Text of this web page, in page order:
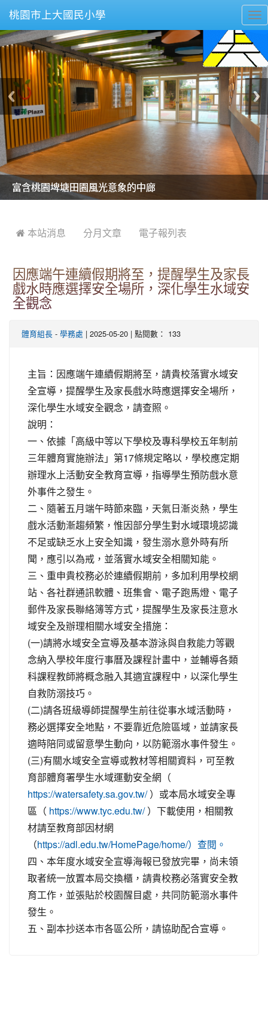
桃園市上大國民小學
美麗的操場是我們活力的來源
美麗的操場是我們活力的來源
煥然一新的小司令台
煥然一新的小司令台
富含桃園埤塘田園風光意象的中廊
富含桃園埤塘田園風光意象的中廊
嶄新的中庭廣場
嶄新的中庭廣場
水生池生生不息
水生池生生不息
 本站消息 分月文章 電子報列表
因應端午連續假期將至，提醒學生及家長
戲水時應選擇安全場所，深化學生水域安
全觀念
體育組長 - 學務處 | 2025-05-20 | 點閱數： 133
主旨：因應端午連續假期將至，請貴校落實水域安
全宣導，提醒學生及家長戲水時應選擇安全場所，
深化學生水域安全觀念，請查照。
說明：
一、依據「高級中等以下學校及專科學校五年制前
三年體育實施辦法」第17條規定略以，學校應定期
辦理水上活動安全教育宣導，指導學生預防戲水意
外事件之發生。
二、隨著五月端午時節來臨，天氣日漸炎熱，學生
戲水活動漸趨頻繁，惟因部分學生對水域環境認識
不足或缺乏水上安全知識，發生溺水意外時有所
聞，應引以為戒，並落實水域安全相關知能。
三、重申貴校務必於連續假期前，多加利用學校網
站、各社群通訊軟體、班集會、電子跑馬燈、電子
郵件及家長聯絡簿等方式，提醒學生及家長注意水
域安全及辦理相關水域安全措施：
(一)請將水域安全宣導及基本游泳與自救能力等觀
念納入學校年度行事曆及課程計畫中，並輔導各類
科課程教師將概念融入其適宜課程中，以深化學生
自救防溺技巧。
(二)請各班級導師提醒學生前往從事水域活動時，
務必選擇安全地點，不要靠近危險區域，並請家長
適時陪同或留意學生動向，以防範溺水事件發生。
(三)有關水域安全宣導或教材等相關資料，可至教
育部體育署學生水域運動安全網（
https://watersafety.sa.gov.tw/）或本局水域安全專
區（ https://www.tyc.edu.tw/）下載使用，相關教
材請至教育部因材網
（https://adl.edu.tw/HomePage/home/）查閱。
四、本年度水域安全宣導海報已發放完畢，尚未領
取者統一放置本局交換櫃，請貴校務必落實安全教
育工作，並張貼於校園醒目處，共同防範溺水事件
發生。
五、副本抄送本市各區公所，請協助配合宣導。